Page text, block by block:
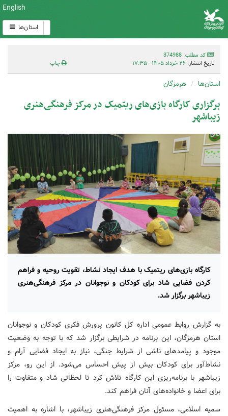
English
استان‌ها
کد مطلب: 374988
تاریخ انتشار: ۲۶ خرداد ۱۴۰۵ - ۱۷:۳۵ چاپ
استان‌ها هرمزگان
برگزاری کارگاه بازی‌های ریتمیک در مرکز فرهنگی‌هنری
زیباشهر
کارگاه بازی‌های ریتمیک با هدف ایجاد نشاط، تقویت روحیه و فراهم
کردن فضایی شاد برای کودکان و نوجوانان در مرکز فرهنگی‌هنری
زیباشهر برگزار شد.
به گزارش روابط عمومی اداره کل کانون پرورش فکری کودکان و نوجوانان
استان هرمزگان، این برنامه در شرایطی برگزار شد که با توجه به وضعیت
موجود و پیامدهای ناشی از شرایط جنگی، نیاز به ایجاد فضایی آرام و
نشاط‌آور برای کودکان بیش از پیش احساس می‌شود. از این رو، مرکز
زیباشهر با برنامه‌ریزی این کارگاه تلاش کرد تا لحظاتی شاد و متفاوت را
برای اعضا و خانواده‌های آنان فراهم کند.
سمیه اسلامی، مسئول مرکز فرهنگی‌هنری زیباشهر، با اشاره به اهمیت